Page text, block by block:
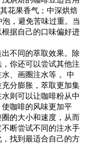
花果香气；中深烘焙
，避免苦味过重。当
据自己的口味偏好进
不同的萃取效果。除
你还可以尝试其他注
、画圈注水等 。中
分膨胀，萃取更加集
则可以让咖啡粉从中
咖啡的风味更加平
的大小和速度，从而
断尝试不同的注水手
找到最适合自己的方